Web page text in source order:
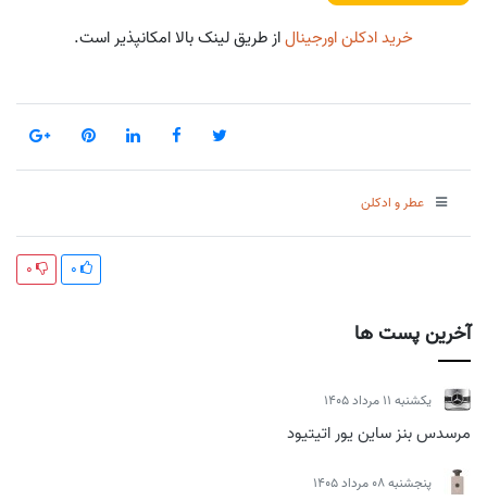
آخرین پست ها
يكشنبه 11 مرداد 1405
مرسدس بنز ساین یور اتیتیود
پنجشنبه 08 مرداد 1405
خرید ادکلن اورجینالاز طریق لینک بالا امکانپذیر است.
عطر و ادکلن